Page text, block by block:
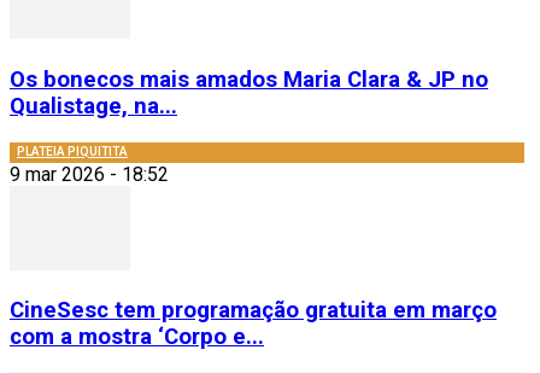
Os bonecos mais amados Maria Clara & JP no
Qualistage, na...
PLATEIA PIQUITITA
9 mar 2026 - 18:52
CineSesc tem programação gratuita em março
com a mostra ‘Corpo e...